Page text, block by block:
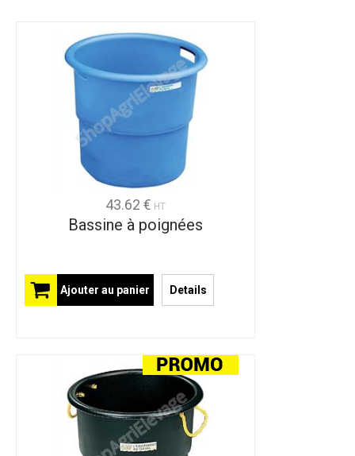
43.62 € HT
Bassine à poignées
Ajouter au panier Details